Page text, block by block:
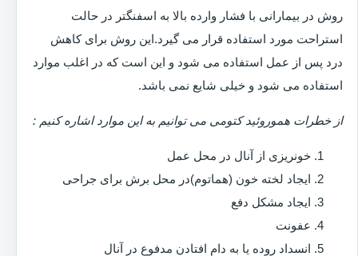
روش در بیمارانی با فشار وارده بالا به اسفنگتر در حالت
استراحت مورد استفاده قرار می گیرد.این روش برای کاهش
درد پس از عمل استفاده می شود و این است که در اغلب موارد
استفاده می شود و خیلی شایع نمی باشد.
از خطرات هموروئید کتومی می توانیم به این موارد اشاره کنیم :
خونریزی از آنال در محل عمل
ایجاد لخته خون (هماتوم)در محل برش برای جراحی
ایجاد مشکل دفع
عفونت
انسداد روده یا به دام افتادن مدفوع در آنال